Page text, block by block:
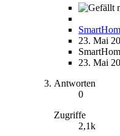
23. Mai
23. Mai
Antworten
0
Zugriffe
2,1k